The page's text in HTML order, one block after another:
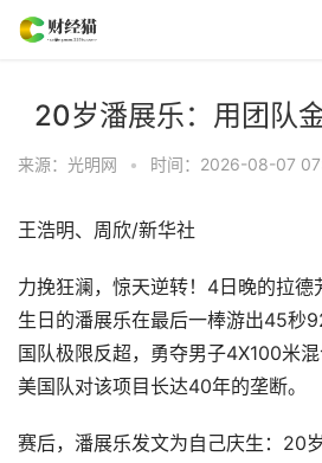
20岁潘展乐：用团队
来源：光明网 • 时间：2026-08-07
王浩明、周欣/新华社
力挽狂澜，惊天逆转！4日晚的拉德
生日的潘展乐在最后一棒游出45秒
国队极限反超，勇夺男子4X100米
美国队对该项目长达40年的垄断。
赛后，潘展乐发文为自己庆生：20